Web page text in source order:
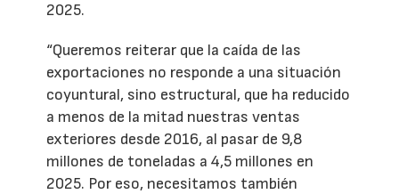
2025.
“Queremos reiterar que la caída de las
exportaciones no responde a una situación
coyuntural, sino estructural, que ha reducido
a menos de la mitad nuestras ventas
exteriores desde 2016, al pasar de 9,8
millones de toneladas a 4,5 millones en
2025. Por eso, necesitamos también